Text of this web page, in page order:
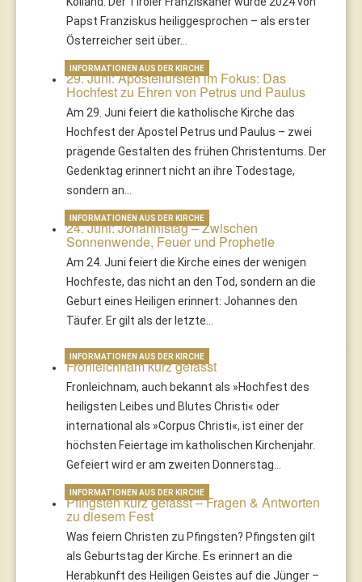
Papst Franziskus heiliggesprochen – als erster
Österreicher seit über…
29. Juni: Apostelfürsten im Fokus: Das
Hochfest zu Ehren von Petrus und Paulus
Am 29. Juni feiert die katholische Kirche das
Hochfest der Apostel Petrus und Paulus – zwei
prägende Gestalten des frühen Christentums. Der
Gedenktag erinnert nicht an ihre Todestage,
sondern an…
INFORMATIONEN AUS DER KIRCHE
24. Juni: Johannistag – Zwischen
Sonnenwende, Feuer und Prophetie
Am 24. Juni feiert die Kirche eines der wenigen
Hochfeste, das nicht an den Tod, sondern an die
Geburt eines Heiligen erinnert: Johannes den
Täufer. Er gilt als der letzte…
INFORMATIONEN AUS DER KIRCHE
Fronleichnam kurz gefasst
Fronleichnam, auch bekannt als »Hochfest des
heiligsten Leibes und Blutes Christi« oder
international als »Corpus Christi«, ist einer der
höchsten Feiertage im katholischen Kirchenjahr.
Gefeiert wird er am zweiten Donnerstag…
INFORMATIONEN AUS DER KIRCHE
Pfingsten kurz gefasst – Fragen & Antworten
zu diesem Fest
Was feiern Christen zu Pfingsten? Pfingsten gilt
als Geburtstag der Kirche. Es erinnert an die
Herabkunft des Heiligen Geistes auf die Jünger –
INFORMATIONEN AUS DER KIRCHE